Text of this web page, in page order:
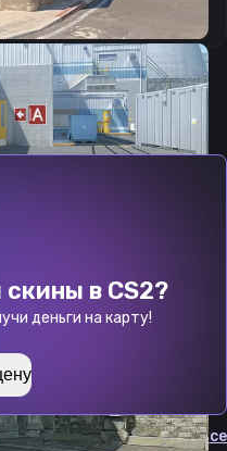
10.08.2026
обновлять,
настройками игрока.
в CS2?
деньги на карту!
Cмотреть все